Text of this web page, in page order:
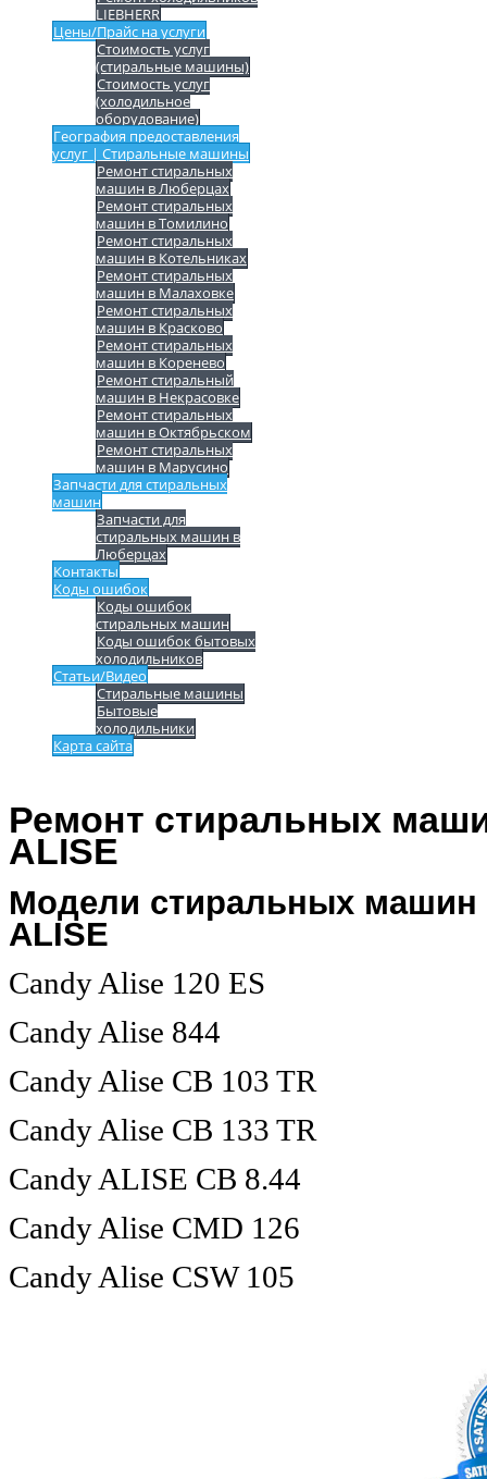
LIEBHERR
Цены/Прайс на услуги
Стоимость услуг
(стиральные машины)
Стоимость услуг
(холодильное
оборудование)
География предоставления
услуг | Стиральные машины
Ремонт стиральных
машин в Люберцах
Ремонт стиральных
машин в Томилино
Ремонт стиральных
машин в Котельниках
Ремонт стиральных
машин в Малаховке
Ремонт стиральных
машин в Красково
Ремонт стиральных
машин в Коренево
Ремонт стиральный
машин в Некрасовке
Ремонт стиральных
машин в Октябрьском
Ремонт стиральных
машин в Марусино
Запчасти для стиральных
машин
Запчасти для
стиральных машин в
Люберцах
Контакты
Коды ошибок
Коды ошибок
стиральных машин
Коды ошибок бытовых
холодильников
Статьи/Видео
Стиральные машины
Бытовые
холодильники
Карта сайта
Ремонт стиральных
ALISE
Модели стиральных машин
ALISE
Candy Alise 120 ES
Candy Alise 844
Candy Alise CB 103 TR
Candy Alise CB 133 TR
Candy ALISE CB 8.44
Candy Alise CMD 126
Candy Alise CSW 105